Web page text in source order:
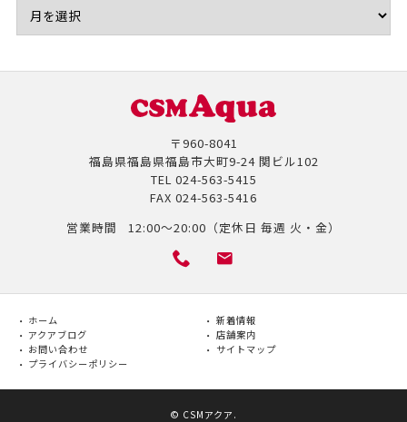
〒960-8041
福島県福島県福島市大町9-24 関ビル102
TEL 024-563-5415
FAX 024-563-5416
営業時間
12:00～20:00（定休日 毎週 火・金）
ホーム
新着情報
アクアブログ
店舗案内
お問い合わせ
サイトマップ
プライバシーポリシー
© CSMアクア .